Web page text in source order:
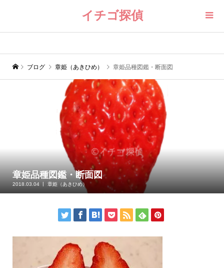
イチゴ探偵
ブログ 章姫（あきひめ） 章姫品種図鑑・断面図
章姫品種図鑑・断面図
2018.03.04 章姫（あきひめ）